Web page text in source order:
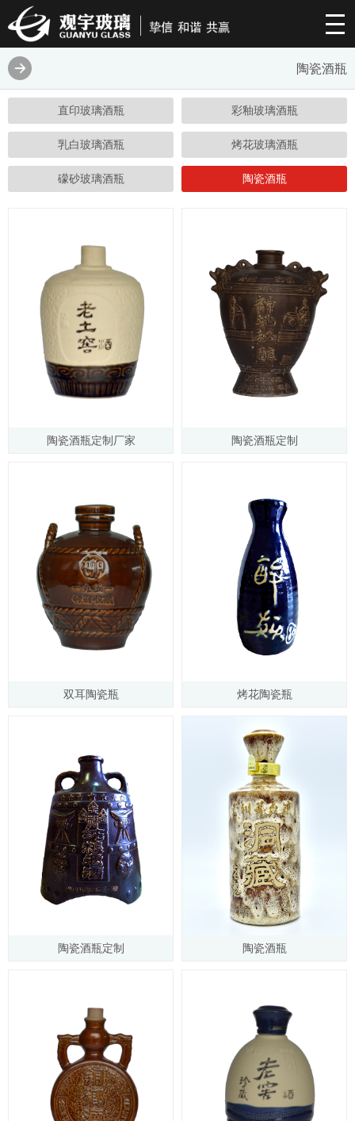
陶瓷酒瓶
直印玻璃酒瓶 彩釉玻璃酒瓶
乳白玻璃酒瓶 烤花玻璃酒瓶
礞砂玻璃酒瓶 陶瓷酒瓶
陶瓷酒瓶定制厂家 陶瓷酒瓶定制
双耳陶瓷瓶 烤花陶瓷瓶
陶瓷酒瓶定制 陶瓷酒瓶